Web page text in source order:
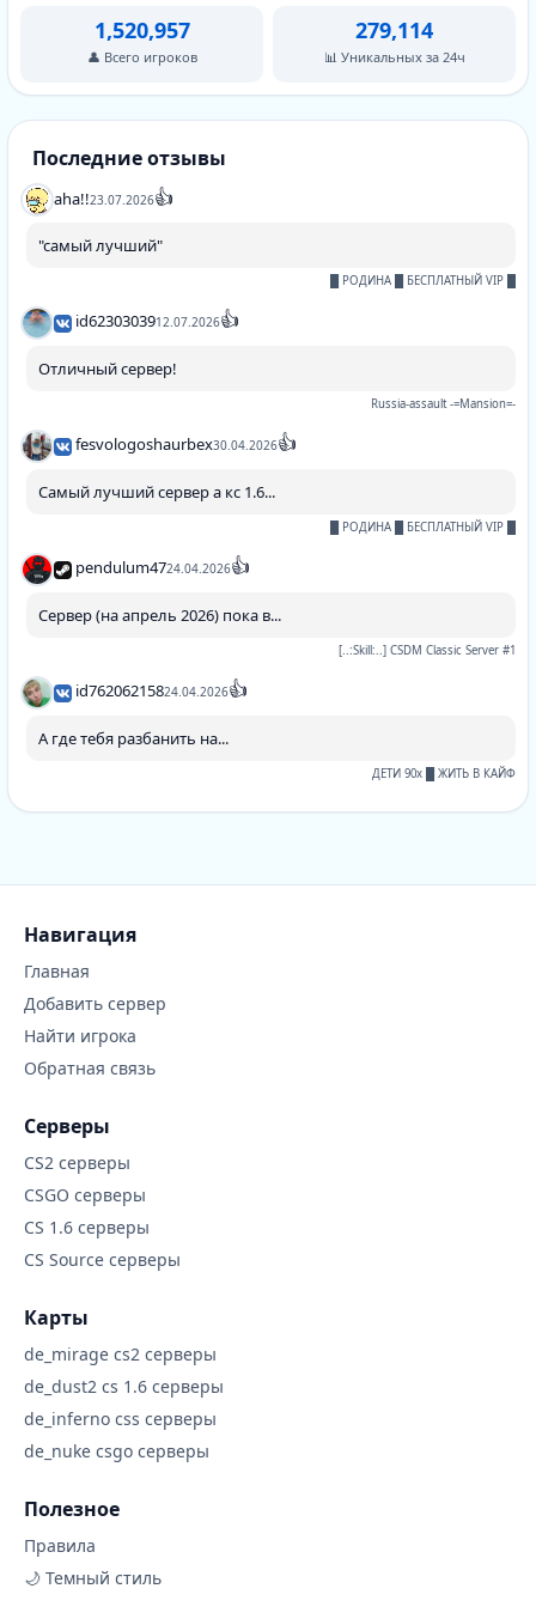
1,520,957
👤 Всего игроков
279,114
📊 Уникальных за 24ч
Последние отзывы
aha!!23.07.2026👍
"самый лучший"
█ РОДИНА █ БЕСПЛАТНЫЙ VIP █
id6230303912.07.2026👍
Отличный сервер!
Russia-assault -=Mansion=-
fesvologoshaurbex30.04.2026👍
Самый лучший сервер а кс 1.6...
█ РОДИНА █ БЕСПЛАТНЫЙ VIP █
pendulum4724.04.2026👍
Сервер (на апрель 2026) пока в...
[..:Skill:..] CSDM Classic Server #1
id76206215824.04.2026👍
А где тебя разбанить на...
ДЕТИ 90х █ ЖИТЬ В КАЙФ
Навигация
Главная
Добавить сервер
Найти игрока
Обратная связь
Серверы
CS2 серверы
CSGO серверы
CS 1.6 серверы
CS Source серверы
Карты
de_mirage cs2 серверы
de_dust2 cs 1.6 серверы
de_inferno css серверы
de_nuke csgo серверы
Полезное
Правила
🌙 Темный стиль